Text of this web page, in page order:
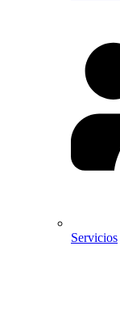
Servicios